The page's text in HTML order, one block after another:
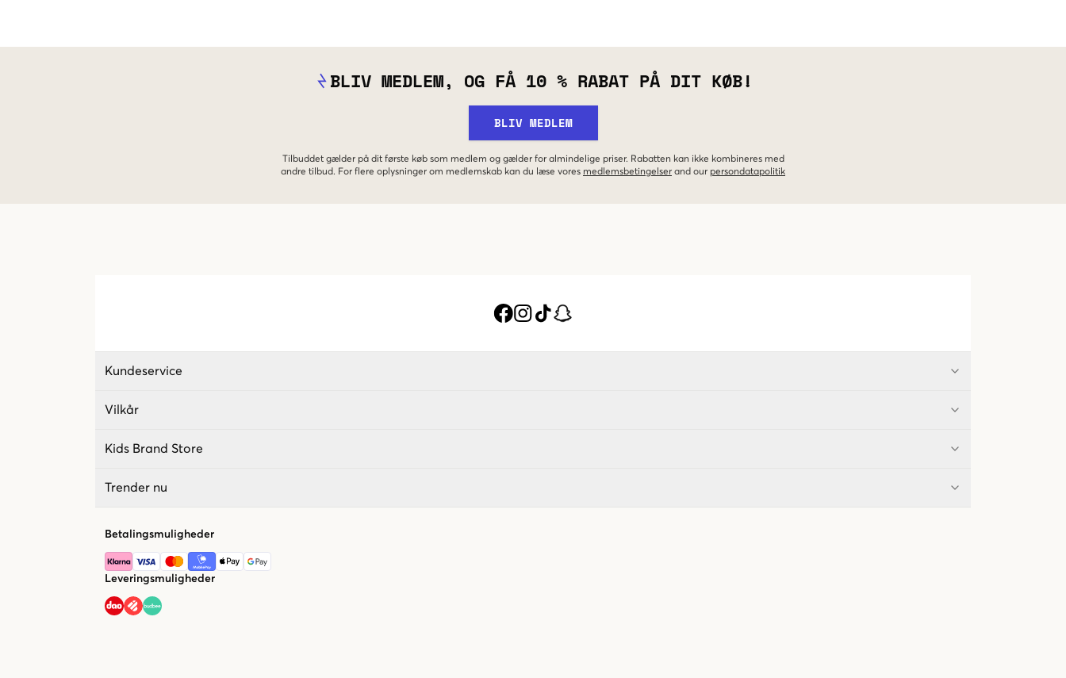
BLIV MEDLEM, OG FÅ 10 % RABAT PÅ DIT KØB!
BLIV MEDLEM
Tilbuddet gælder på dit første køb som medlem og gælder for almindelige priser. Rabatten kan ikke kombineres med
andre tilbud. For flere oplysninger om medlemskab kan du læse vores medlemsbetingelser and our persondatapolitik
Kundeservice
Vilkår
Kids Brand Store
Trender nu
Betalingsmuligheder
Leveringsmuligheder